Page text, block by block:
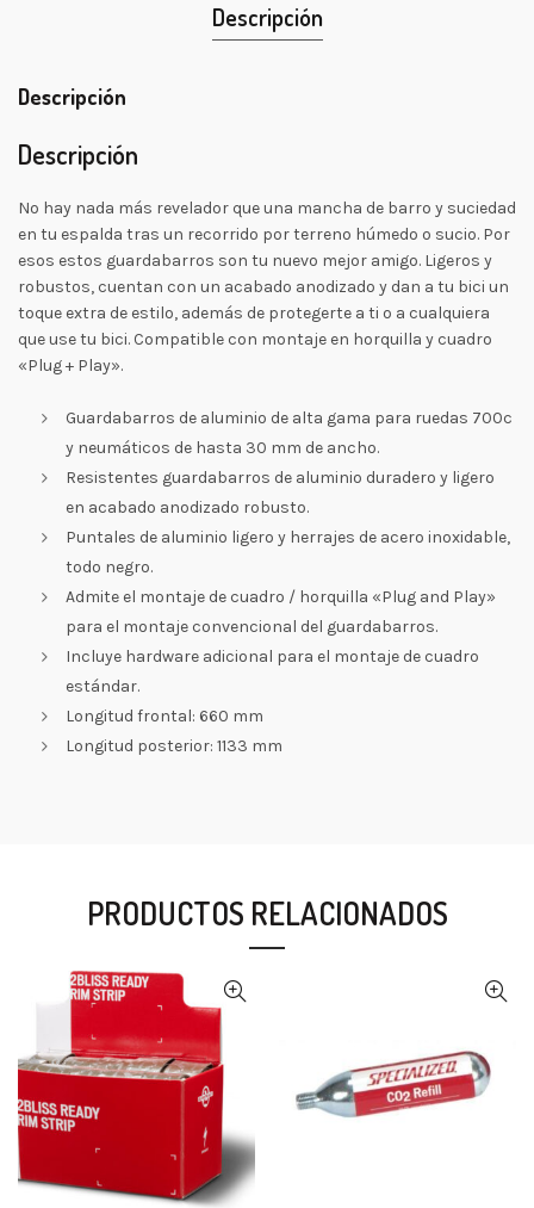
Descripción
Descripción
Descripción
No hay nada más revelador que una mancha de barro y suciedad
en tu espalda tras un recorrido por terreno húmedo o sucio. Por
esos estos guardabarros son tu nuevo mejor amigo. Ligeros y
robustos, cuentan con un acabado anodizado y dan a tu bici un
toque extra de estilo, además de protegerte a ti o a cualquiera
que use tu bici. Compatible con montaje en horquilla y cuadro
«Plug + Play».
Guardabarros de aluminio de alta gama para ruedas 700c
y neumáticos de hasta 30 mm de ancho.
Resistentes guardabarros de aluminio duradero y ligero
en acabado anodizado robusto.
Puntales de aluminio ligero y herrajes de acero inoxidable,
todo negro.
Admite el montaje de cuadro / horquilla «Plug and Play»
para el montaje convencional del guardabarros.
Incluye hardware adicional para el montaje de cuadro
estándar.
Longitud frontal: 660 mm
Longitud posterior: 1133 mm
PRODUCTOS RELACIONADOS